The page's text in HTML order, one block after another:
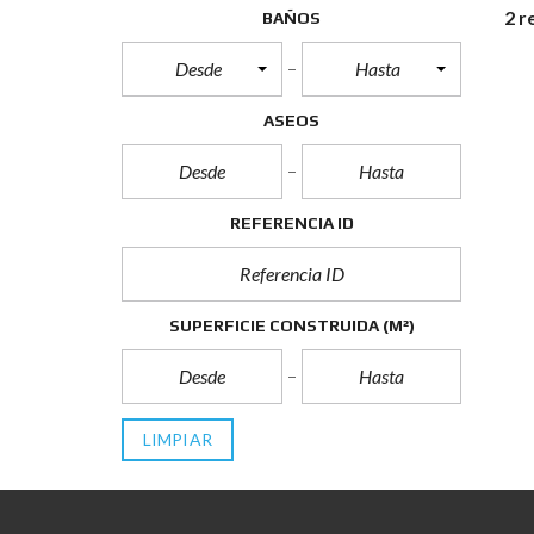
BAÑOS
Desde Hasta
ASEOS
REFERENCIA ID
SUPERFICIE CONSTRUIDA (M²)
LIMPIAR
2